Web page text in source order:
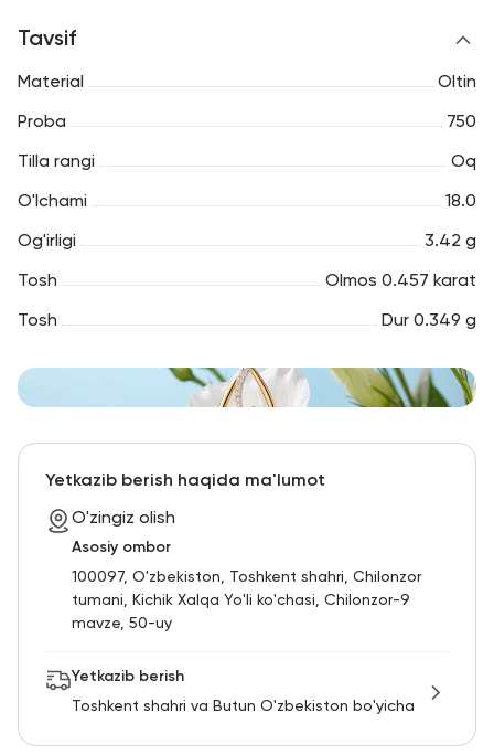
Tavsif
Material Oltin
Proba 750
Tilla rangi Oq
O'lchami 18.0
Og'irligi 3.42 g
Tosh Olmos 0.457 karat
Tosh Dur 0.349 g
Yetkazib berish haqida ma'lumot
O'zingiz olish
Asosiy ombor
100097, O'zbekiston, Toshkent shahri, Chilonzor
tumani, Kichik Xalqa Yo'li ko'chasi, Chilonzor-9
mavze, 50-uy
Yetkazib berish
Toshkent shahri va Butun O'zbekiston bo'yicha